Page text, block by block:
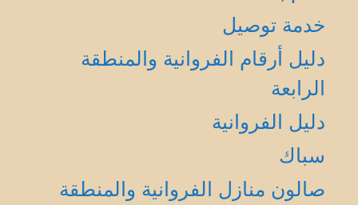
خدمة توصيل
دليل أرقام الفروانية والمنطقة
الرابعة
دليل الفروانية
سباك
صالون منازل الفروانية والمنطقة